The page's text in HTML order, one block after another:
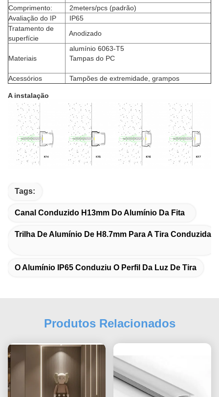
Comprimento:
2meters/pcs (padrão)
Avaliação do IP
IP65
Tratamento de
superfície
Anodizado
Materiais
alumínio 6063-T5
Tampas do PC
Acessórios Tampões de extremidade, grampos
A instalação
Tags:
Canal Conduzido H13mm Do Alumínio Da Fita
Trilha De Alumínio De H8.7mm Para A Tira Conduzida
O Alumínio IP65 Conduziu O Perfil Da Luz De Tira
Produtos Relacionados